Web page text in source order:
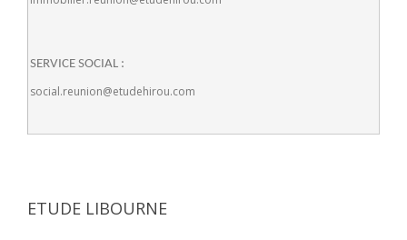
SERVICE SOCIAL :
social.reunion@etudehirou.com
ETUDE LIBOURNE